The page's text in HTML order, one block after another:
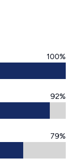
100%
92%
79%